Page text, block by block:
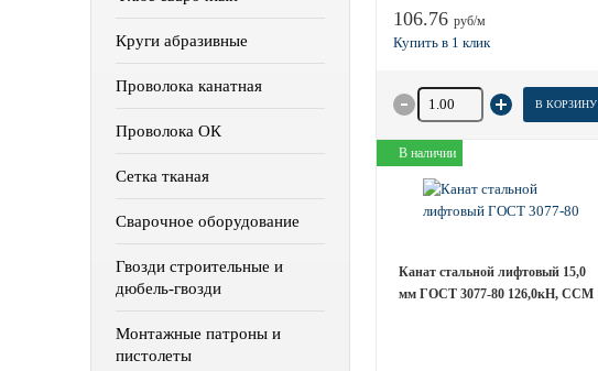
Круги абразивные
Проволока канатная
Проволока ОК
Сетка тканая
Сварочное оборудование
Гвозди строительные и
дюбель-гвозди
Монтажные патроны и
пистолеты
106.76 руб/м
Количество товара В КОРЗИНУ
В наличии
Канат стальной лифтовый 15,0
мм ГОСТ 3077-80 126,0кН, ССМ